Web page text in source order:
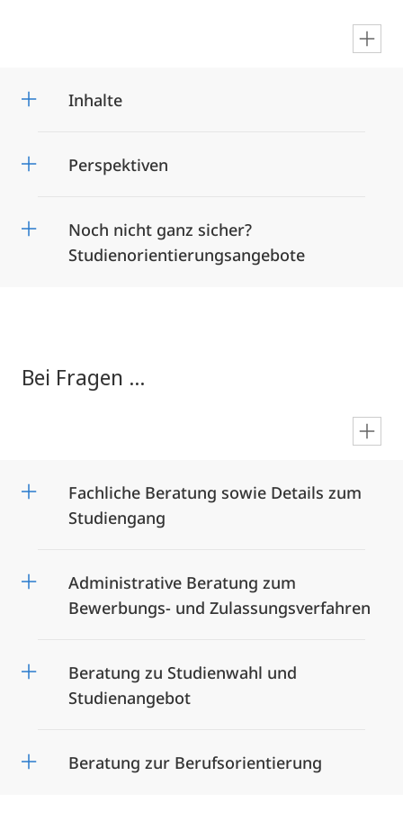
Inhalte
Perspektiven
Noch nicht ganz sicher?
Studienorientierungsangebote
Bei Fragen ...
Fachliche Beratung sowie Details zum
Studiengang
Administrative Beratung zum
Bewerbungs- und Zulassungsverfahren
Beratung zu Studienwahl und
Studienangebot
Beratung zur Berufsorientierung